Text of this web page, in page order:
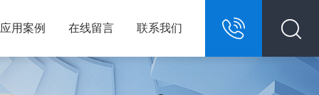
13967146609
应用案例 在线留言 联系我们